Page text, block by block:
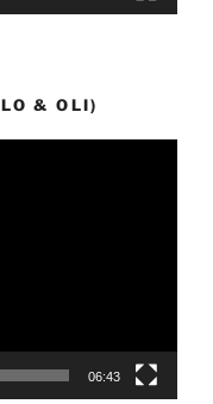
& OLI)
06:43